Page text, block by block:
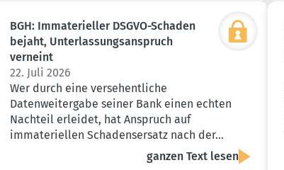
BGH: Immate­ri­eller DSGVO-Schaden
bejaht, Unter­las­sungs­an­spruch
verneint
22. Juli 2026
Wer durch eine versehentliche
Datenweitergabe seiner Bank einen echten
Nachteil erleidet, hat Anspruch auf
immateriellen Schadensersatz nach der…
ganzen Text lesen